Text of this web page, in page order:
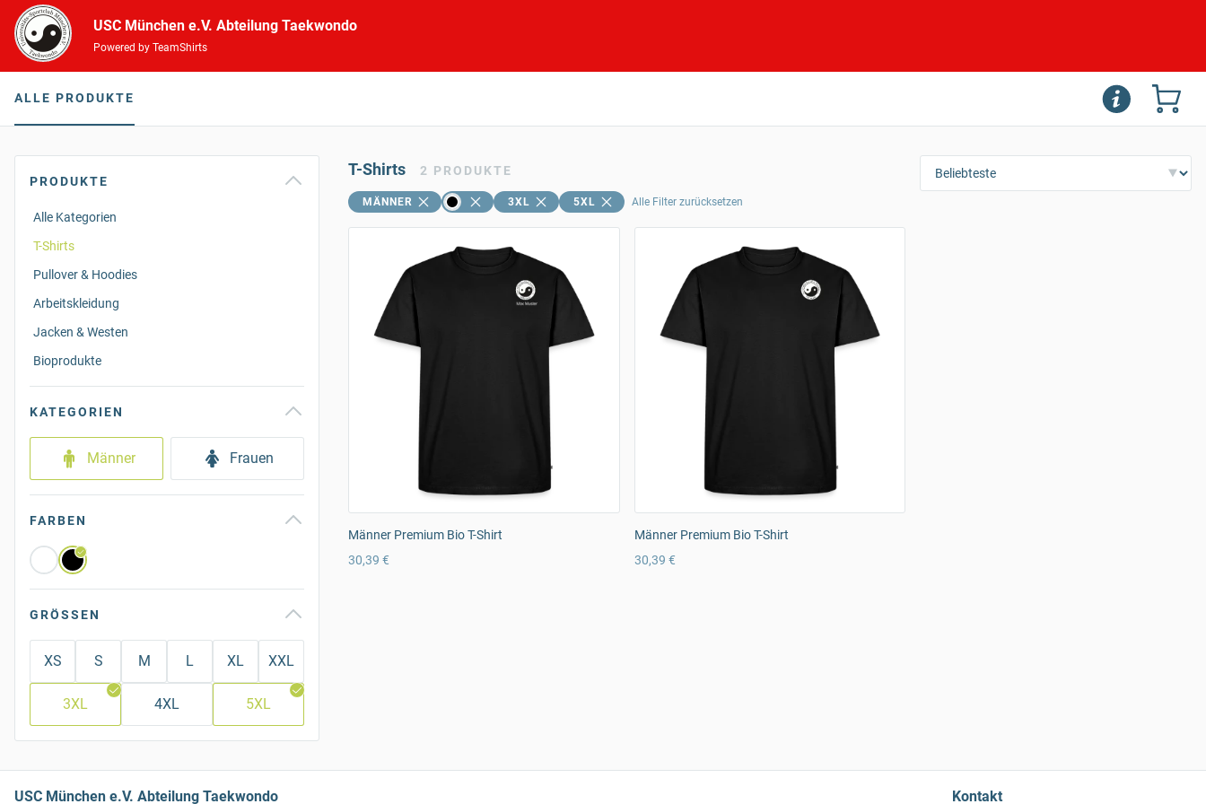
USC München e.V. Abteilung Taekwondo
Powered by TeamShirts
ALLE PRODUKTE
PRODUKTE
Alle Kategorien
T-Shirts
Pullover & Hoodies
Arbeitskleidung
Jacken & Westen
Bioprodukte
KATEGORIEN
Männer Frauen
FARBEN
GRÖSSEN
XS S M L XL XXL
3XL 4XL 5XL
T-Shirts 2 PRODUKTE
MÄNNER 3XL 5XL Alle Filter zurücksetzen
Männer Premium Bio T-Shirt
30,39 €
Männer Premium Bio T-Shirt
30,39 €
USC München e.V. Abteilung Taekwondo Kontakt